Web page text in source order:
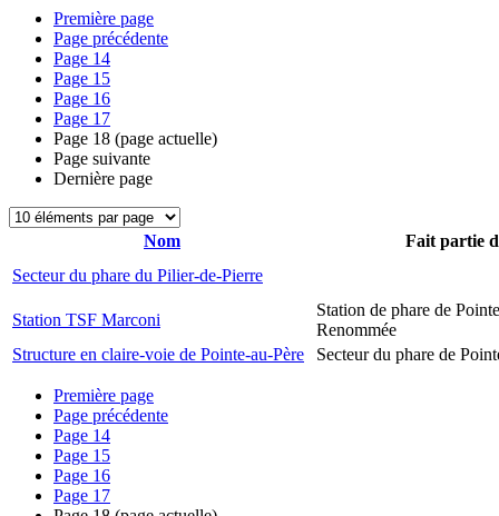
Première page
Page précédente
Page 14
Page 15
Page 16
Page 17
Page 18 (page actuelle)
Page suivante
Dernière page
Nom
Fait partie
Secteur du phare du Pilier-de-Pierre
Station TSF Marconi
Station de phare de
Renommée
Structure en claire-voie de Pointe-au-Père
Secteur du phare de
Première page
Page précédente
Page 14
Page 15
Page 16
Page 17